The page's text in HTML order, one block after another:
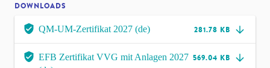
DOWNLOADS
QM-UM-Zertifikat 2027 (de) 281.78 KB
EFB Zertifikat VVG mit Anlagen 2027 569.04 KB